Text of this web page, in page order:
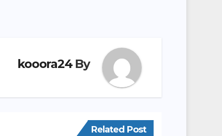
By
kooora24
Related Post